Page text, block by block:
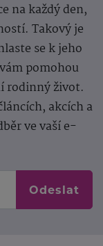
na každý den,
Takový je
se k jeho
pomohou
rodinný život.
akcích a
ve vaší e-
Odeslat